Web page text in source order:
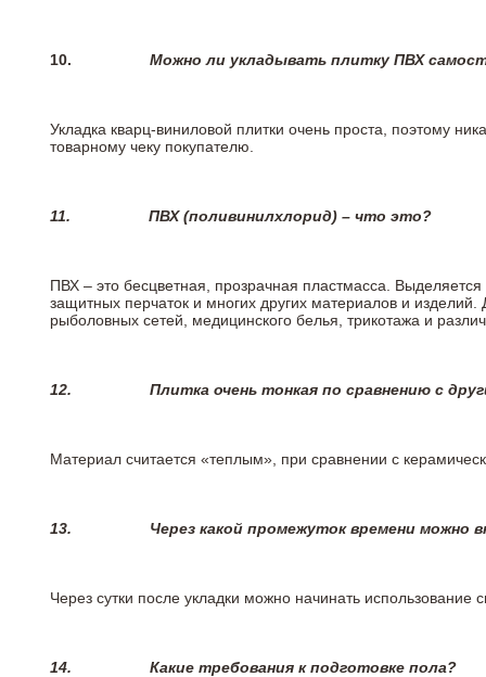
10. Можно ли укладывать плитку ПВХ
Укладка кварц-виниловой плитки очень проста, поэтому
товарному чеку покупателю.
11. ПВХ (поливинилхлорид) – что это?
ПВХ – это бесцветная, прозрачная пластмасса.
защитных перчаток и многих других материалов и
рыболовных сетей, медицинского белья, трикотажа и
12. Плитка очень тонкая по сравнению с
Материал считается «теплым», при сравнении с
13. Через какой промежуток времени можно
Через сутки после укладки можно начинать
14. Какие требования к подготовке пола?